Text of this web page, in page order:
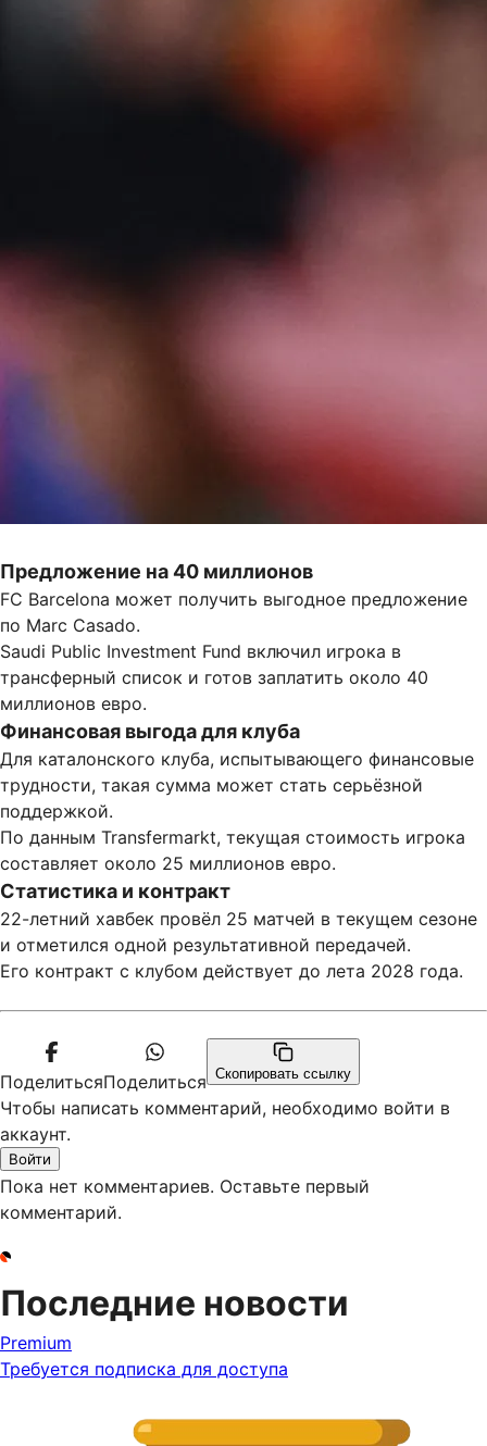
Предложение на 40 миллионов
FC Barcelona может получить выгодное предложение
по Marc Casado.
Saudi Public Investment Fund включил игрока в
трансферный список и готов заплатить около 40
миллионов евро.
Финансовая выгода для клуба
Для каталонского клуба, испытывающего финансовые
трудности, такая сумма может стать серьёзной
поддержкой.
По данным Transfermarkt, текущая стоимость игрока
составляет около 25 миллионов евро.
Статистика и контракт
22-летний хавбек провёл 25 матчей в текущем сезоне
и отметился одной результативной передачей.
Его контракт с клубом действует до лета 2028 года.
ПоделитьсяПоделиться Скопировать ссылку
Чтобы написать комментарий, необходимо войти в
аккаунт.
Войти
Пока нет комментариев. Оставьте первый
комментарий.
Последние новости
Premium
Требуется подписка для доступа